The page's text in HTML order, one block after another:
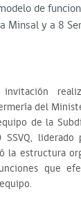
de
Minsal y a 8
invitación
del
de la
SSVQ,
la estructura
que